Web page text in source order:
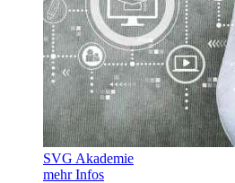
SVG Akademie
mehr Infos